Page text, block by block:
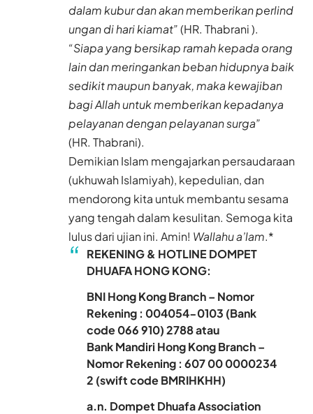
dalam kubur dan akan memberikan perlind
ungan di hari kiamat”(HR. Thabrani ).
“Siapa yang bersikap ramah kepada orang
lain dan meringankan beban hidupnya baik
sedikit maupun banyak, maka kewajiban
bagi Allah untuk memberikan kepadanya
pelayanan dengan pelayanan surga”
(HR. Thabrani).
Demikian Islam mengajarkan persaudaraan
(ukhuwah Islamiyah), kepedulian, dan
mendorong kita untuk membantu sesama
yang tengah dalam kesulitan. Semoga kita
lulus dari ujian ini. Amin! Wallahu a’lam.*
REKENING & HOTLINE DOMPET
DHUAFA HONG KONG:
BNI Hong Kong Branch – Nomor
Rekening : 004054-0103 (Bank
code 066 910) 2788 atau
Bank Mandiri Hong Kong Branch –
Nomor Rekening : 607 00 0000234
2 (swift code BMRIHKHH)
a.n. Dompet Dhuafa Association